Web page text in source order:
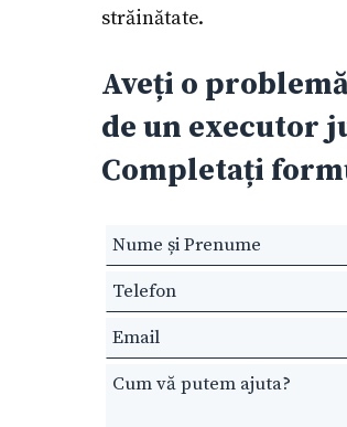
străinătate.
Aveți o
de un executor
Completați
Leave
this
field
blank